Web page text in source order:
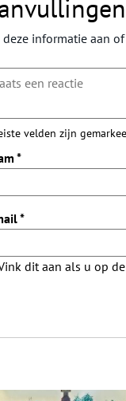
deze informatie aan
velden zijn
*
*
dit aan als u op